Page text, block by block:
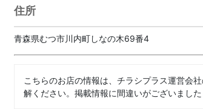
住所
青森県むつ市川内町しなの木69番4
こちらのお店の情報は、チラシプラス運営会
解ください。掲載情報に間違いがございまし